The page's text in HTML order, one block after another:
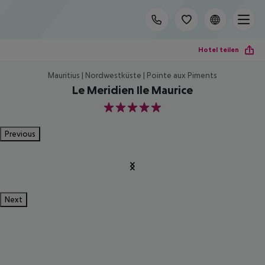
Hotel teilen
Mauritius | Nordwestküste | Pointe aux Piments
Le Meridien Ile Maurice
5
Previous
Next